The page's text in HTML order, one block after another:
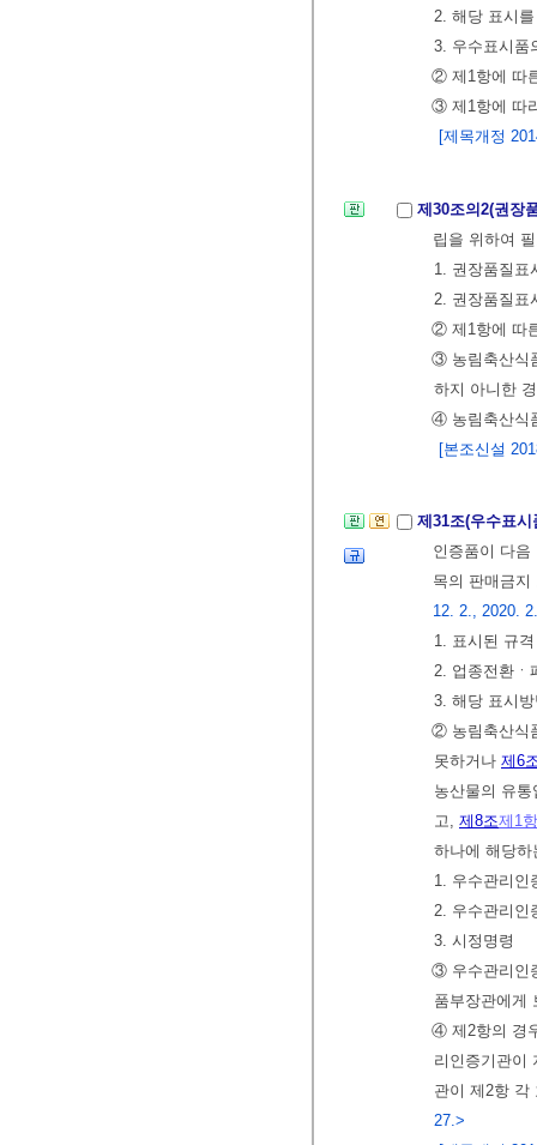
2. 해당 표시
3. 우수표시품
② 제1항에 따
③ 제1항에 따
[제목개정
제30조의2(권장
립을 위하여
1. 권장품질표
2. 권장품질표
② 제1항에 따
③ 농림축산식
하지 아니한
④ 농림축산식
[본조신설
제31조(우수표
인증품이 다
목의 판매금
12. 2., 2020.
1. 표시된 규
2. 업종전환ㆍ
3. 해당 표시
② 농림축산식
못하거나 제6
농산물의 유
고, 제8조제1항
하나에 해당
1. 우수관리인
2. 우수관리인
3. 시정명령
③ 우수관리인
품부장관에게
④ 제2항의 경
리인증기관이
관이 제2항
27.>